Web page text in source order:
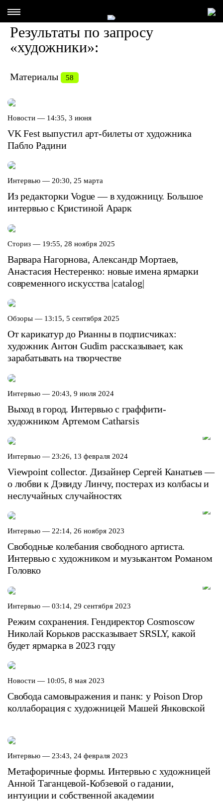
Результаты по запросу
«художники»:
Материалы 58
Новости — 14:35, 3 июня
VK Fest выпустил арт-билеты от художника
Пабло Радини
Интервью — 20:30, 25 марта
Из редакторки Vogue — в художницу. Большое
интервью с Кристиной Арарк
Сториз — 19:55, 28 ноября 2025
Варвара Нагорнова, Александр Мортаев,
Анастасия Нестеренко: новые имена ярмарки
современного искусства |catalog|
Обзоры — 13:15, 5 сентября 2025
От карикатур до Рианны в подписчиках:
художник Антон Gudim рассказывает, как
зарабатывать на творчестве
Интервью — 20:43, 9 июля 2024
Выход в город. Интервью с граффити-
художником Артемом Catharsis
Интервью — 23:26, 13 февраля 2024
Viewpoint collector. Дизайнер Сергей Канатьев —
о любви к Дэвиду Линчу, постерах из колбасы и
неслучайных случайностях
Интервью — 22:14, 26 ноября 2023
Свободные колебания свободного артиста.
Интервью с художником и музыкантом Романом
Головко
Интервью — 03:14, 29 сентября 2023
Режим сохранения. Гендиректор Cosmoscow
Николай Корьков рассказывает SRSLY, какой
будет ярмарка в 2023 году
Новости — 10:05, 8 мая 2023
Свобода самовыражения и панк: у Poison Drop
коллаборация с художницей Машей Янковской
Интервью — 23:43, 24 февраля 2023
Метафоричные формы. Интервью с художницей
Анной Таганцевой-Кобзевой о гадании,
интуиции и собственной академии